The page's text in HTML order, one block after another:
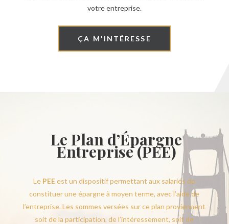
votre entreprise.
ÇA M'INTÉRESSE
Le Plan d’Épargne
Entreprise (PEE)
Le PEEest un dispositif permettant aux salariés de
constituer une épargne à moyen terme, avec l’aide de
l’entreprise. Les sommes versées sur ce plan proviennent
soit de la participation, de l’intéressement, soit de